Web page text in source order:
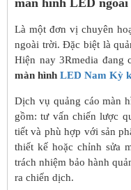
màn hình LED
Là một đơn vị chuyên
ngoài trời. Đặc biệt là
Hiện nay 3Rmedia đang
màn hình LED Nam Kỳ
Dịch vụ quảng cáo màn
gồm: tư vấn chiến lược
tiết và phù hợp với sản
thiết kế hoặc chỉnh sửa
trách nhiệm bảo hành
ra chiến dịch.